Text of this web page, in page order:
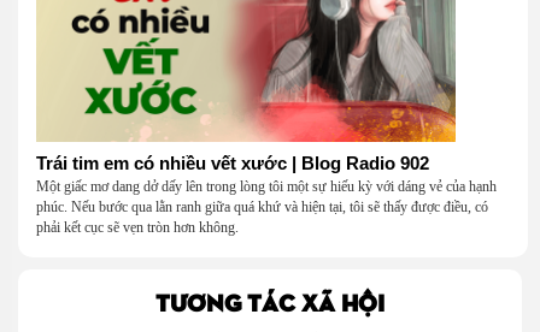
Trái tim em có nhiều vết xước | Blog Radio 902
Một giấc mơ dang dở dấy lên trong lòng tôi một sự hiếu kỳ với dáng vẻ của hạnh
phúc. Nếu bước qua lằn ranh giữa quá khứ và hiện tại, tôi sẽ thấy được điều, có
phải kết cục sẽ vẹn tròn hơn không.
TƯƠNG TÁC XÃ HỘI